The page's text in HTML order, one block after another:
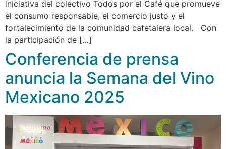
iniciativa del colectivo Todos por el Café que promueve
el consumo responsable, el comercio justo y el
fortalecimiento de la comunidad cafetalera local. Con
la participación de […]
Conferencia de prensa
anuncia la Semana del Vino
Mexicano 2025